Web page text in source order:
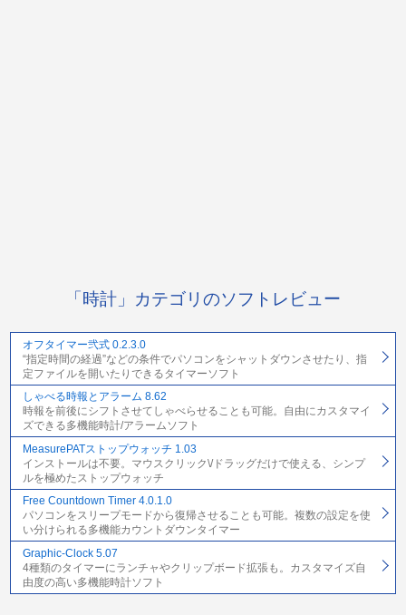
「時計」カテゴリのソフトレビュー
オフタイマー弐式 0.2.3.0
“指定時間の経過”などの条件でパソコンをシャットダウンさせたり、指
定ファイルを開いたりできるタイマーソフト
しゃべる時報とアラーム 8.62
時報を前後にシフトさせてしゃべらせることも可能。自由にカスタマイ
ズできる多機能時計/アラームソフト
MeasurePATストップウォッチ 1.03
インストールは不要。マウスクリック\/ドラッグだけで使える、シンプ
ルを極めたストップウォッチ
Free Countdown Timer 4.0.1.0
パソコンをスリープモードから復帰させることも可能。複数の設定を使
い分けられる多機能カウントダウンタイマー
Graphic-Clock 5.07
4種類のタイマーにランチャやクリップボード拡張も。カスタマイズ自
由度の高い多機能時計ソフト